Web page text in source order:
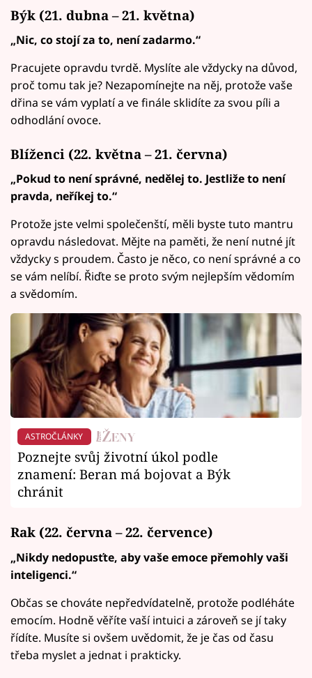
Býk (21. dubna – 21. května)
„Nic, co stojí za to, není zadarmo.“
Pracujete opravdu tvrdě. Myslíte ale vždycky na důvod,
proč tomu tak je? Nezapomínejte na něj, protože vaše
dřina se vám vyplatí a ve finále sklidíte za svou píli a
odhodlání ovoce.
Blíženci (22. května – 21. června)
„Pokud to není správné, nedělej to. Jestliže to není
pravda, neříkej to.“
Protože jste velmi společenští, měli byste tuto mantru
opravdu následovat. Mějte na paměti, že není nutné jít
vždycky s proudem. Často je něco, co není správné a co
se vám nelíbí. Řiďte se proto svým nejlepším vědomím
a svědomím.
ASTROČLÁNKY
Poznejte svůj životní úkol podle
znamení: Beran má bojovat a Býk
chránit
Rak (22. června – 22. července)
„Nikdy nedopusťte, aby vaše emoce přemohly vaši
inteligenci.“
Občas se chováte nepředvídatelně, protože podléháte
emocím. Hodně věříte vaší intuici a zároveň se jí taky
řídíte. Musíte si ovšem uvědomit, že je čas od času
třeba myslet a jednat i prakticky.